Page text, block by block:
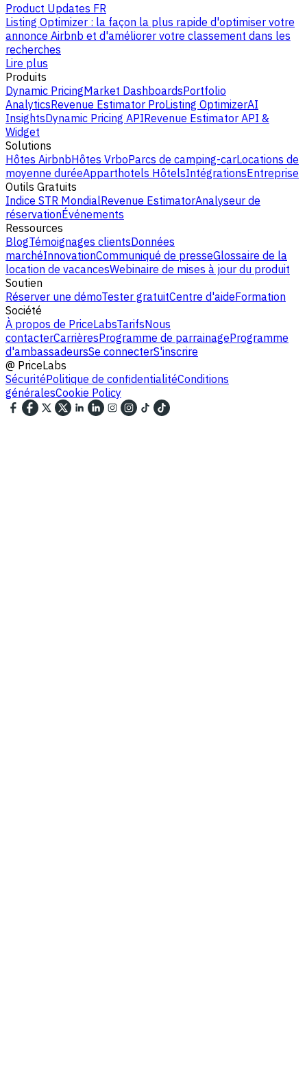
Product Updates FR
Listing Optimizer : la façon la plus rapide d'optimiser votre
annonce Airbnb et d'améliorer votre classement dans les
recherches
Lire plus
Produits
Dynamic PricingMarket DashboardsPortfolio
AnalyticsRevenue Estimator ProListing OptimizerAI
InsightsDynamic Pricing APIRevenue Estimator API &
Widget
Solutions
Hôtes AirbnbHôtes VrboParcs de camping-carLocations de
moyenne duréeApparthotels HôtelsIntégrationsEntreprise
Outils Gratuits
Indice STR MondialRevenue EstimatorAnalyseur de
réservationÉvénements
Ressources
BlogTémoignages clientsDonnées
marchéInnovationCommuniqué de presseGlossaire de la
location de vacancesWebinaire de mises à jour du produit
Soutien
Réserver une démoTester gratuitCentre d'aideFormation
Société
À propos de PriceLabsTarifsNous
contacterCarrièresProgramme de parrainageProgramme
d'ambassadeursSe connecterS'inscrire
@ PriceLabs
SécuritéPolitique de confidentialitéConditions
généralesCookie Policy